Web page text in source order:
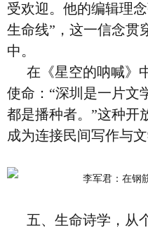
受欢迎。他的编辑理
生命线”，这一信念贯
中。
在《星空的呐喊》
使命：“深圳是一片文
都是播种者。”这种开
成为连接民间写作与
五、生命诗学，从